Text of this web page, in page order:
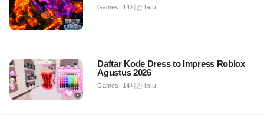
Games 14시간 lalu
Daftar Kode Dress to Impress Roblox
Agustus 2026
Games 14시간 lalu